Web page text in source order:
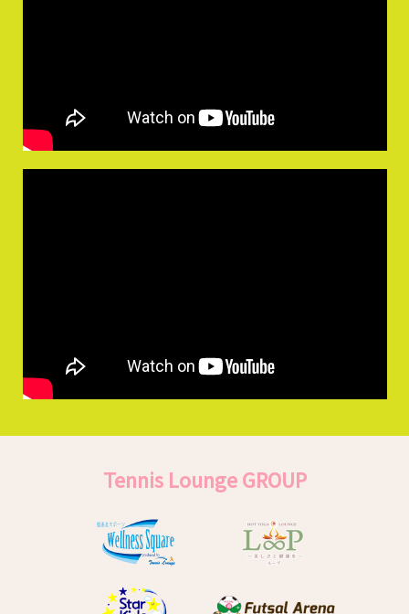
Tennis Lounge GROUP